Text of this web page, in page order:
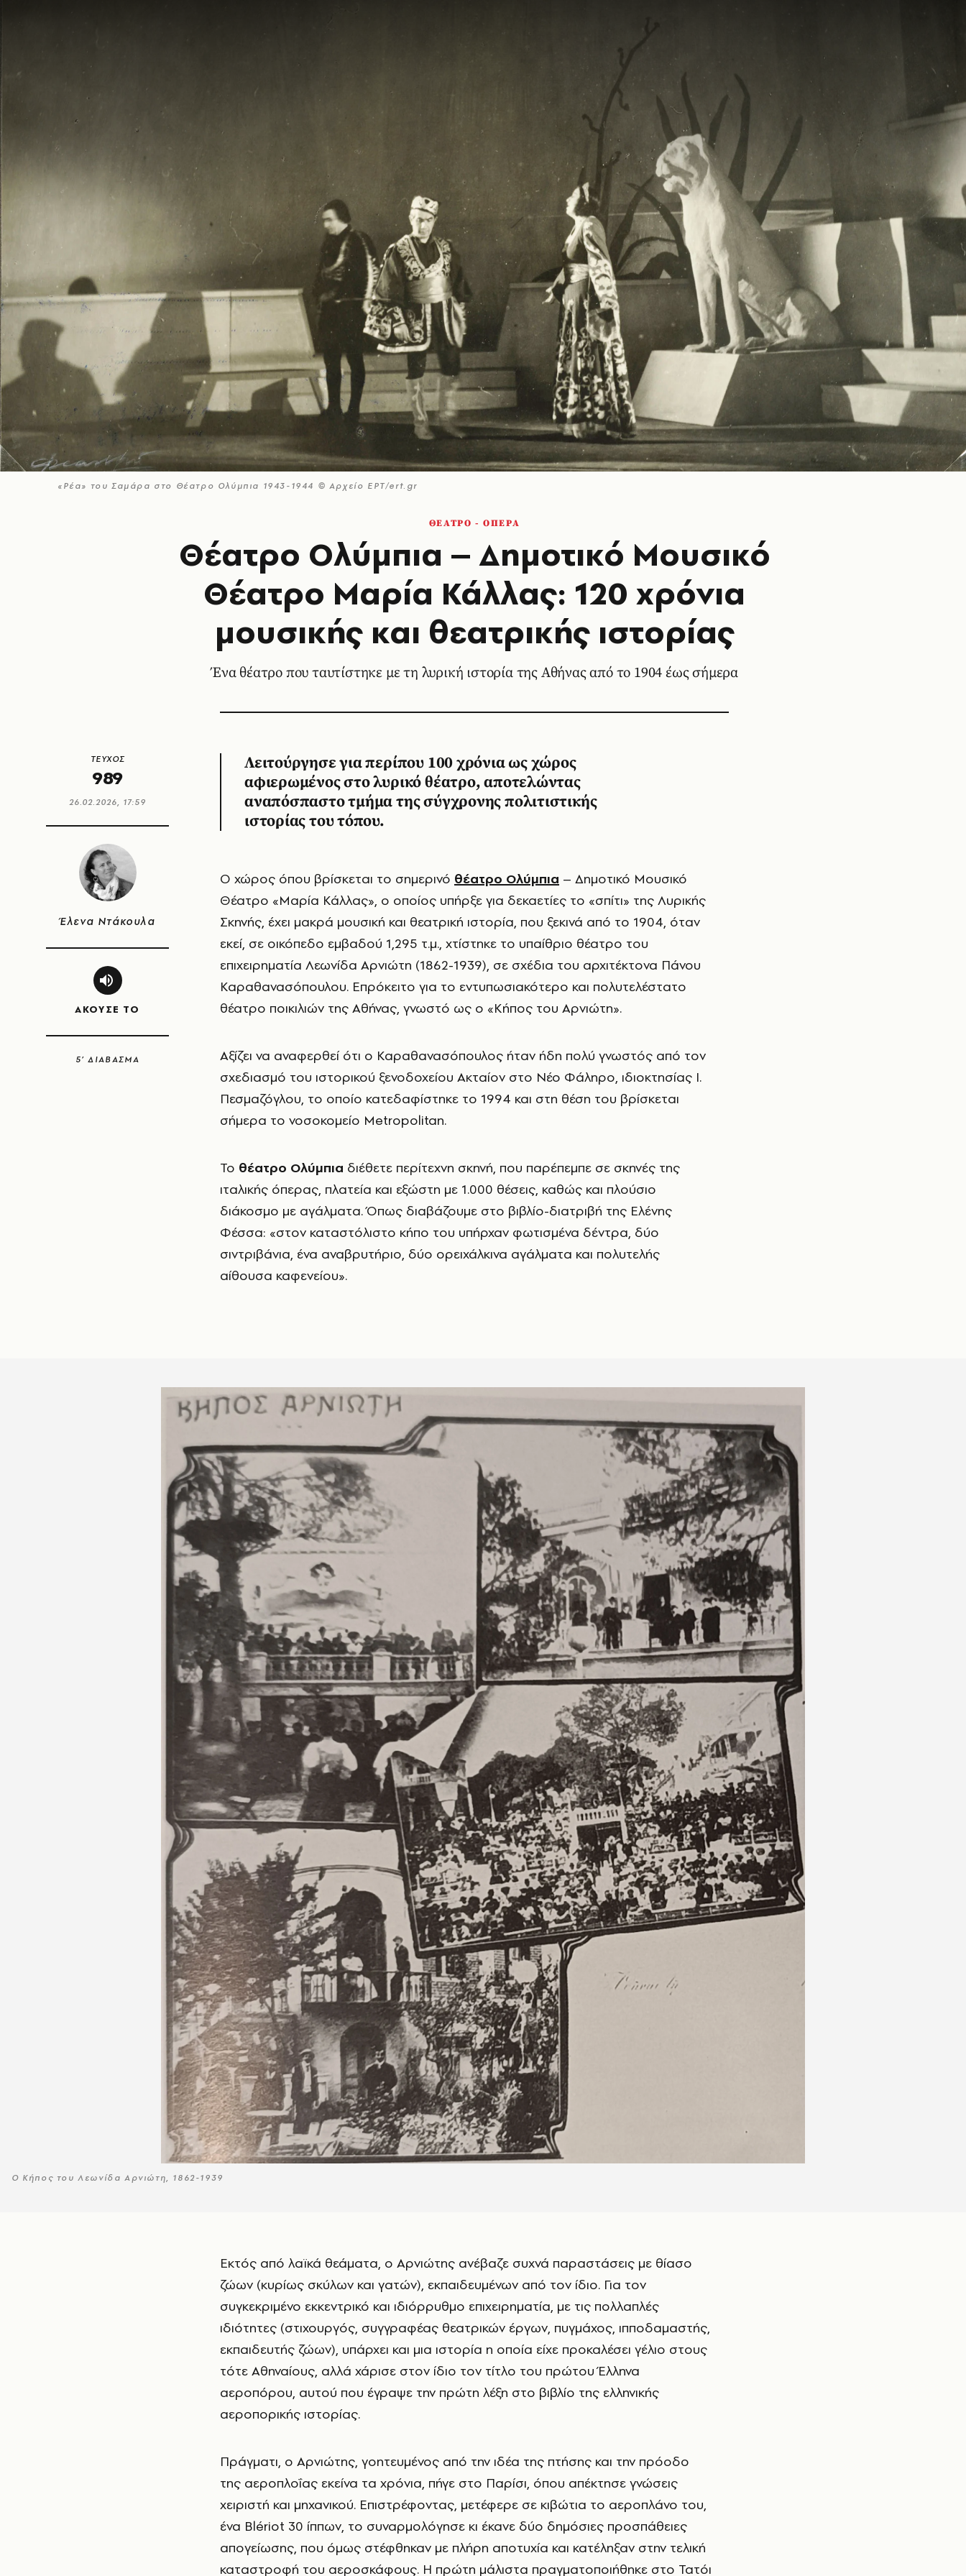
«Ρέα» του Σαμάρα στο Θέατρο Ολύμπια 1943-1944 © Αρχείο ΕΡΤ/ert.gr
ΘΕΑΤΡΟ - ΟΠΕΡΑ
Θέατρο Ολύμπια – Δημοτικό Μουσικό
Θέατρο Μαρία Κάλλας: 120 χρόνια
μουσικής και θεατρικής ιστορίας
Ένα θέατρο που ταυτίστηκε με τη λυρική ιστορία της Αθήνας από το 1904 έως σήμερα
ΤΕΥΧΟΣ
989
26.02.2026, 17:59
Έλενα Ντάκουλα
ΑΚΟΥΣΕ ΤΟ
5’ ΔΙΑΒΑΣΜΑ
Λειτούργησε για περίπου 100 χρόνια ως χώρος
αφιερωμένος στο λυρικό θέατρο, αποτελώντας
αναπόσπαστο τμήμα της σύγχρονης πολιτιστικής
ιστορίας του τόπου.
O χώρος όπου βρίσκεται το σημερινό θέατρο Ολύμπια – Δημοτικό Μουσικό
Θέατρο «Μαρία Κάλλας», ο οποίος υπήρξε για δεκαετίες το «σπίτι» της Λυρικής
Σκηνής, έχει μακρά μουσική και θεατρική ιστορία, που ξεκινά από το 1904, όταν
εκεί, σε οικόπεδο εμβαδού 1,295 τ.μ., χτίστηκε το υπαίθριο θέατρο του
επιχειρηματία Λεωνίδα Αρνιώτη (1862-1939), σε σχέδια του αρχιτέκτονα Πάνου
Καραθανασόπουλου. Επρόκειτο για το εντυπωσιακότερο και πολυτελέστατο
θέατρο ποικιλιών της Αθήνας, γνωστό ως ο «Κήπος του Αρνιώτη».
Αξίζει να αναφερθεί ότι ο Καραθανασόπουλος ήταν ήδη πολύ γνωστός από τον
σχεδιασμό του ιστορικού ξενοδοχείου Ακταίον στο Νέο Φάληρο, ιδιοκτησίας Ι.
Πεσμαζόγλου, το οποίο κατεδαφίστηκε το 1994 και στη θέση του βρίσκεται
σήμερα το νοσοκομείο Metropolitan.
Το θέατρο Ολύμπια διέθετε περίτεχνη σκηνή, που παρέπεμπε σε σκηνές της
ιταλικής όπερας, πλατεία και εξώστη με 1.000 θέσεις, καθώς και πλούσιο
διάκοσμο με αγάλματα. Όπως διαβάζουμε στο βιβλίο-διατριβή της Ελένης
Φέσσα: «στον καταστόλιστο κήπο του υπήρχαν φωτισμένα δέντρα, δύο
σιντριβάνια, ένα αναβρυτήριο, δύο ορειχάλκινα αγάλματα και πολυτελής
αίθουσα καφενείου».
Ο Κήπος του Λεωνίδα Αρνιώτη, 1862-1939
Εκτός από λαϊκά θεάματα, ο Αρνιώτης ανέβαζε συχνά παραστάσεις με θίασο
ζώων (κυρίως σκύλων και γατών), εκπαιδευμένων από τον ίδιο. Για τον
συγκεκριμένο εκκεντρικό και ιδιόρρυθμο επιχειρηματία, με τις πολλαπλές
ιδιότητες (στιχουργός, συγγραφέας θεατρικών έργων, πυγμάχος, ιπποδαμαστής,
εκπαιδευτής ζώων), υπάρχει και μια ιστορία η οποία είχε προκαλέσει γέλιο στους
τότε Αθηναίους, αλλά χάρισε στον ίδιο τον τίτλο του πρώτου Έλληνα
αεροπόρου, αυτού που έγραψε την πρώτη λέξη στο βιβλίο της ελληνικής
αεροπορικής ιστορίας.
Πράγματι, ο Αρνιώτης, γοητευμένος από την ιδέα της πτήσης και την πρόοδο
της αεροπλοΐας εκείνα τα χρόνια, πήγε στο Παρίσι, όπου απέκτησε γνώσεις
χειριστή και μηχανικού. Επιστρέφοντας, μετέφερε σε κιβώτια το αεροπλάνο του,
ένα Blériot 30 ίππων, το συναρμολόγησε κι έκανε δύο δημόσιες προσπάθειες
απογείωσης, που όμως στέφθηκαν με πλήρη αποτυχία και κατέληξαν στην τελική
καταστροφή του αεροσκάφους. Η πρώτη μάλιστα πραγματοποιήθηκε στο Τατόι